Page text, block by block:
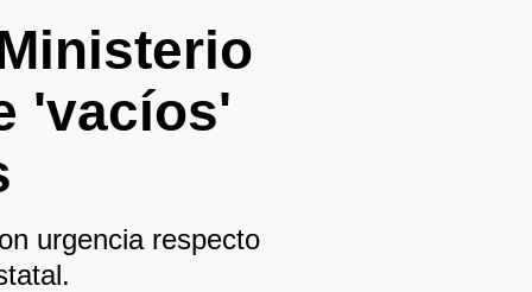
'vacíos'
urgencia respecto